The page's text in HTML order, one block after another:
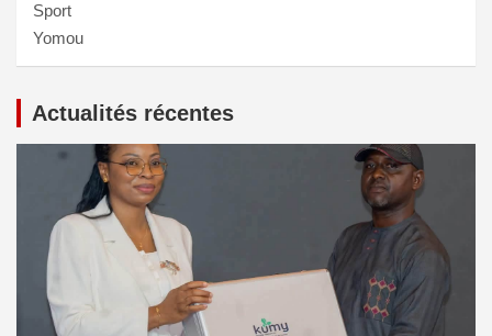
Sport
Yomou
Actualités récentes